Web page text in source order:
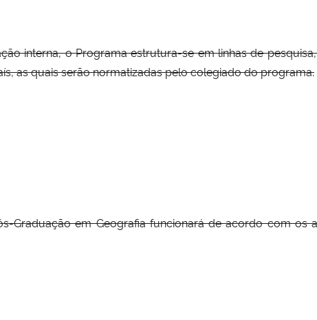
interna, o Programa estrutura-se em linhas de
as quais serão normatizadas pelo colegiado do programa.
Graduação em Geografia funcionará de acordo com os